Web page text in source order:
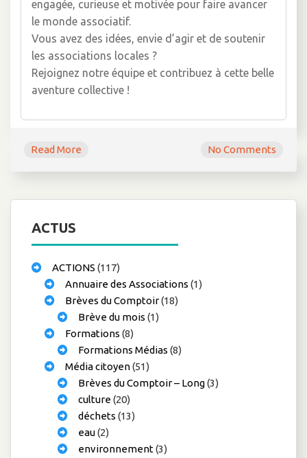
engagée, curieuse et motivée pour faire avancer
le monde associatif.
Vous avez des idées, envie d’agir et de soutenir
les associations locales ?
Rejoignez notre équipe et contribuez à cette belle
aventure collective !
Read More No Comments
ACTUS
ACTIONS (117)
Annuaire des Associations (1)
Brèves du Comptoir(18)
Brève du mois (1)
Formations (8)
Formations Médias (8)
Média citoyen(51)
Brèves du Comptoir – Long(3)
culture(20)
déchets (13)
eau(2)
environnement(3)